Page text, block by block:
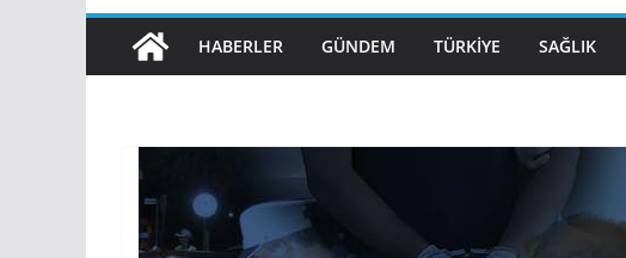
HABERLER GÜNDEM TÜRKIYE SAĞLIK